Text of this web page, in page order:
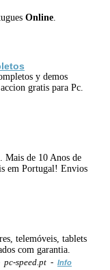
Online
y demos
gratis para Pc.
Mais de 10 Anos de
em Portugal! Envios
telemóveis, tablets
com garantia.
pc-speed.pt - Info